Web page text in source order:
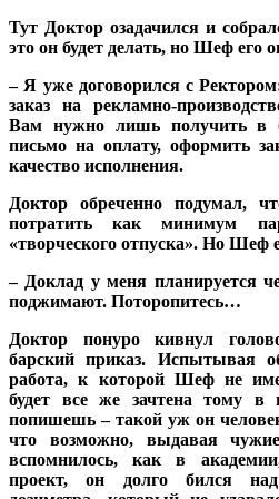
Тут Доктор озадачился и
это он будет делать, но Шеф его
– Я уже договорился с
заказ на рекламно-
Вам нужно лишь получить в
письмо на оплату, оформить
качество исполнения.
Доктор обреченно подумал,
потратить как минимум
«творческого отпуска». Но Шеф
– Доклад у меня планируется
поджимают. Поторопитесь…
Доктор понуро кивнул
барский приказ. Испытывая
работа, к которой Шеф не
будет все же зачтена тому
попишешь – такой уж он
что возможно, выдавая
вспомнилось, как в
проект, он долго бился